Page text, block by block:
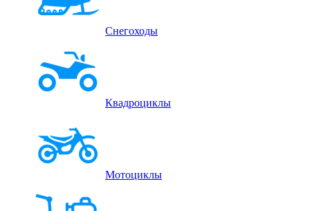
Снегоходы
Квадроциклы
Мотоциклы